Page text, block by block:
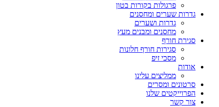
פרגולות בקורות בטון
גדרות שערים ומחסנים
גדרות ושערים
מחסנים ומבנים מעץ
סגירת חורף
סגירות חורף חלונות
מסכי זיפ
אודות
ממליצים עלינו
סרטונים ומסרים
הפרוייקטים שלנו
צור קשר